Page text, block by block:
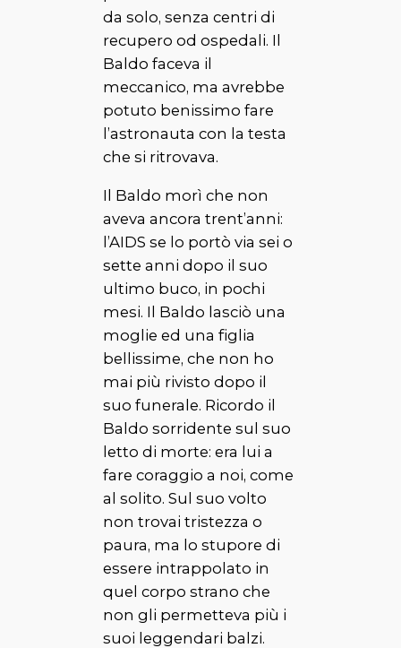
da solo, senzacentri di
recupero odospedali. Il
Baldo faceva il
meccanico, ma avrebbe
potuto benissimo fare
l’astronauta con la testa
che si ritrovava.
Il Baldo morì che non
aveva ancora trent’anni:
l’AIDS se lo portò via sei o
sette anni dopo il suo
ultimo buco, in pochi
mesi. Il Baldo lasciò una
moglie ed una figlia
bellissime, che non ho
mai più rivisto dopo il
suo funerale. Ricordo il
Baldo sorridente sul suo
letto di morte: era lui a
fare coraggio a noi, come
al solito. Sul suo volto
non trovai tristezza o
paura, ma lo stupore di
essere intrappolato in
quel corpo strano che
non gli permetteva più i
suoi leggendari balzi.